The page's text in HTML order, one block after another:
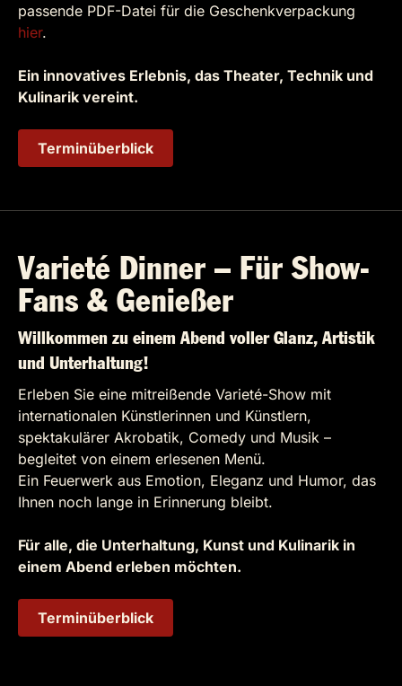
passende PDF-Datei für die Geschenkverpackung
hier.
Ein innovatives Erlebnis, das Theater, Technik und
Kulinarik vereint.
Terminüberblick
Varieté Dinner – Für Show-
Fans & Genießer
Willkommen zu einem Abend voller Glanz, Artistik
und Unterhaltung!
Erleben Sie eine mitreißende Varieté-Show mit
internationalen Künstlerinnen und Künstlern,
spektakulärer Akrobatik, Comedy und Musik –
begleitet von einem erlesenen Menü.
Ein Feuerwerk aus Emotion, Eleganz und Humor, das
Ihnen noch lange in Erinnerung bleibt.
Für alle, die Unterhaltung, Kunst und Kulinarik in
einem Abend erleben möchten.
Terminüberblick